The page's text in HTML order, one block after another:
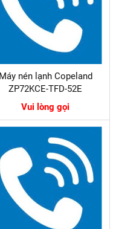
Máy nén lạnh Copeland
ZP72KCE-TFD-52E
Vui lòng gọi